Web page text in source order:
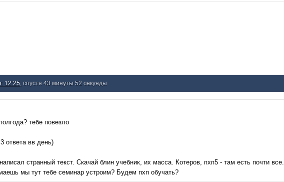
12:25 , спустя 43 минуты 52 секунды
тебе повезло
ответа вв день)
странный текст. Скачай блин учебник, их масса. Котеров, пхп5 - там есть почти все.
мы тут тебе семинар устроим? Будем пхп обучать?